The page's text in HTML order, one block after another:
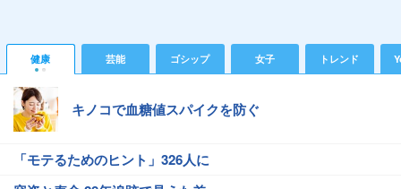
健康 芸能 ゴシップ 女子 トレンド
キノコで血糖値スパイクを防ぐ
「モテるためのヒント」326人に